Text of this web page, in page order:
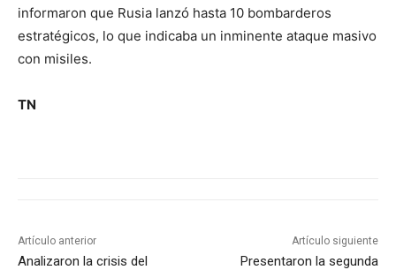
informaron que Rusia lanzó hasta 10 bombarderos
estratégicos, lo que indicaba un inminente ataque masivo
con misiles.
TN
Artículo anterior
Analizaron la crisis del
Artículo siguiente
Presentaron la segunda